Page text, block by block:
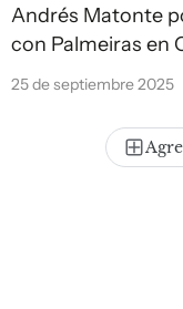
Andrés Matonte
con Palmeiras en
25 de septiembre 2025